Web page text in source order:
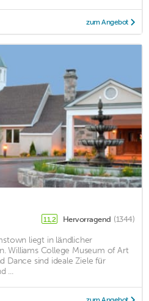
zum Angebot
11,2 Hervorragend (1344)
liegt in ländlicher
Williams College Museum of Art
Dance sind ideale Ziele für
...